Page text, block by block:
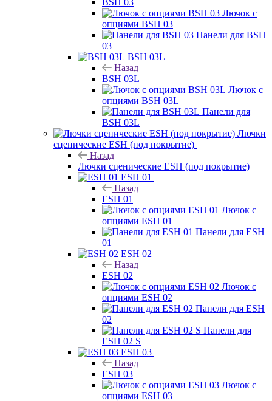
BSH 03
Лючок с
опциями BSH 03
Панели для BSH
03
BSH 03L
Назад
BSH 03L
Лючок с
опциями BSH 03L
Панели для
BSH 03L
Лючки
сценические ESH (под покрытие)
Назад
Лючки сценические ESH (под покрытие)
ESH 01
Назад
ESH 01
Лючок с
опциями ESH 01
Панели для ESH
01
ESH 02
Назад
ESH 02
Лючок с
опциями ESH 02
Панели для ESH
02
Панели для
ESH 02 S
ESH 03
Назад
ESH 03
Лючок с
опциями ESH 03